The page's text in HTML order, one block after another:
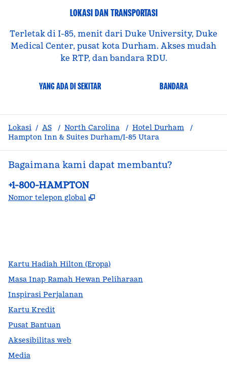
LOKASI DAN TRANSPORTASI
Terletak di I-85, menit dari Duke University, Duke
Medical Center, pusat kota Durham. Akses mudah
ke RTP, dan bandara RDU.
YANG ADA DI SEKITAR BANDARA
Lokasi / AS / North Carolina / Hotel Durham
/
Hampton Inn & Suites Durham/I-85 Utara
Bagaimana kami dapat membantu?
Telepon:
+1-800-HAMPTON
Nomor telepon global ,
Kartu Hadiah Hilton (Eropa)
Masa Inap Ramah Hewan Peliharaan
Inspirasi Perjalanan
Kartu Kredit
Pusat Bantuan
Aksesibilitas web
Media